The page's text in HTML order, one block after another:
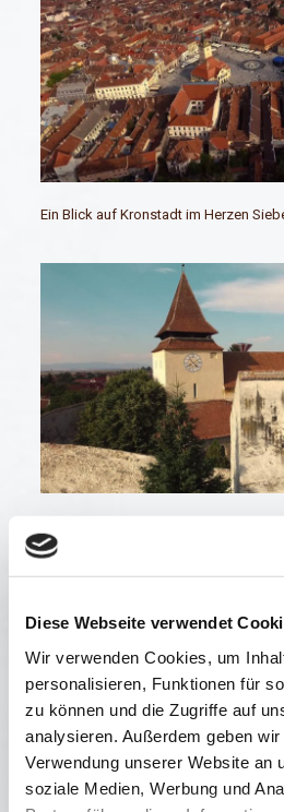
Diese Webseite verwendet
Wir verwenden Cookies, um
personalisieren, Funktionen für
zu können und die Zugriffe auf
analysieren. Außerdem geben
Verwendung unserer Website an
soziale Medien, Werbung und
Ein Blick auf Kronstadt im Herzen
siebenbürgischen Dorfbewohner.